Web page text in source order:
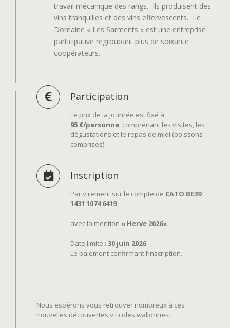
travail mécanique des rangs. Ils produisent des
vins tranquilles et des vins effervescents. Le
Domaine « Les Sarments » est une entreprise
participative regroupant plus de soixante
coopérateurs.
Participation
Le prix de la journée est fixé à
95 €/personne, comprenant les visites, les
dégustations et le repas de midi (boissons
comprises).
Inscription
Par virement sur le compte de CATO BE39
1431 1074 6419
avec la mention « Herve 2026«
Date limite : 30 juin 2026
Le paiement confirmant l’inscription.
Nous espérons vous retrouver nombreux à ces
nouvelles découvertes viticoles wallonnes.